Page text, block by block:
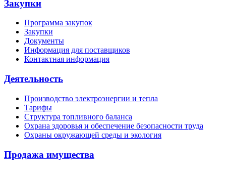
Закупки
Программа закупок
Закупки
Документы
Информация для поставщиков
Контактная информация
Деятельность
Производство электроэнергии и тепла
Тарифы
Структура топливного баланса
Охрана здоровья и обеспечение безопасности труда
Охраны окружающей среды и экология
Продажа имущества